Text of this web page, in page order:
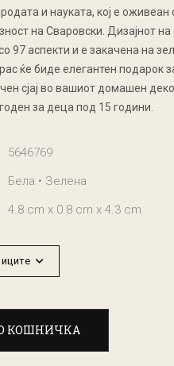
и науката, кој е оживеан
на Сваровски. Дизајнот на
97 аспекти и е закачена на
ќе биде елегантен подарок
сјај во вашиот домашен
за деца под 15 години.
5646769
Бела • Зелена
4.8 cm x 0.8 cm x 4.3 cm
КОШНИЧКА